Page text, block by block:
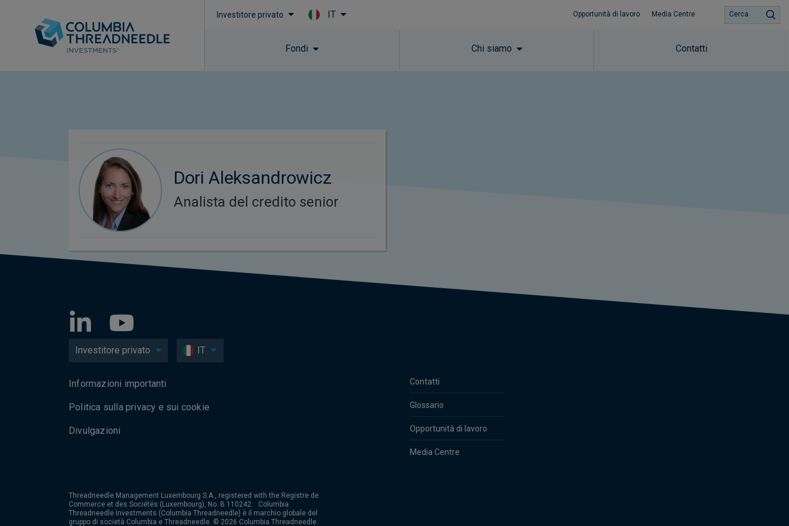
Investitore privato IT Opportunità di lavoro Media Centre
Fondi Chi siamo Contatti
Cerca
Dori Aleksandrowicz
Analista del credito senior
Investitore privato IT
Contatti
Glossario
Opportunità di lavoro
Media Centre
Informazioni importanti
Politica sulla privacy e sui cookie
Divulgazioni
Threadneedle Management Luxembourg S.A., registered with the Registre de
Commerce et des Sociétés (Luxembourg), No. B 110242. Columbia
Threadneedle Investments (Columbia Threadneedle) è il marchio globale del
gruppo di società Columbia e Threadneedle. © 2026 Columbia Threadneedle.